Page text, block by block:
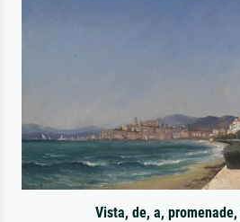
Vista, de, a,